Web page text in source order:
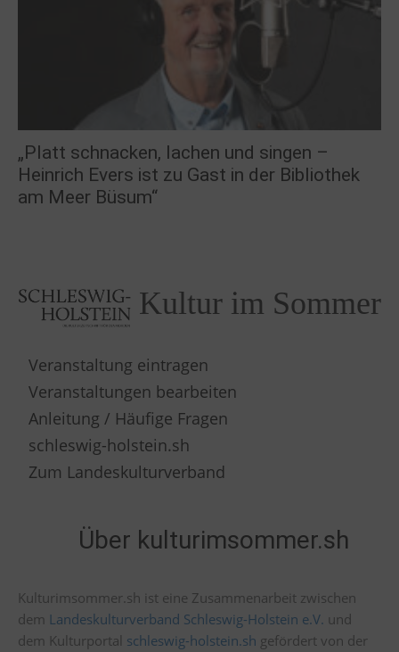
„Platt schnacken, lachen und singen –
Heinrich Evers ist zu Gast in der Bibliothek
am Meer Büsum“
Kultur im Sommer
Veranstaltung eintragen
Veranstaltungen bearbeiten
Anleitung / Häufige Fragen
schleswig-holstein.sh
Zum Landeskulturverband
Über kulturimsommer.sh
Kulturimsommer.sh ist eine Zusammenarbeit zwischen
dem Landeskulturverband Schleswig-Holstein e.V. und
dem Kulturportal schleswig-holstein.sh gefördert von der